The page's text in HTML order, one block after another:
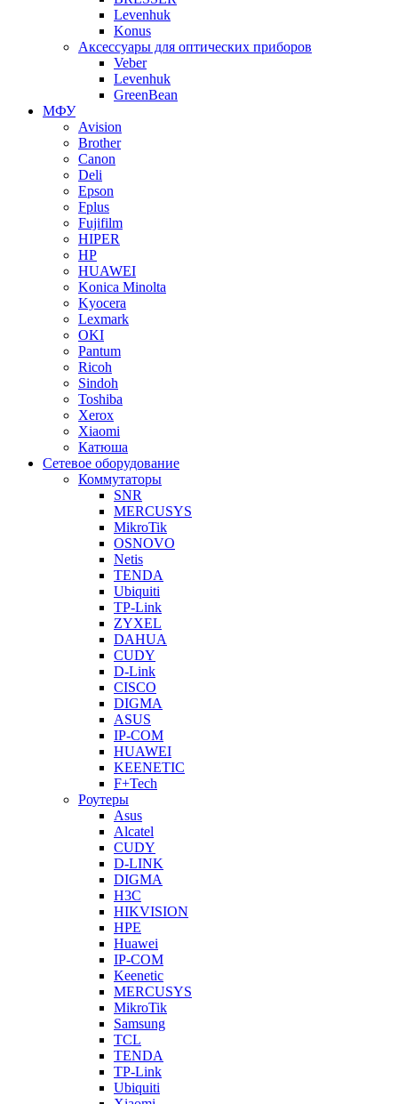
Levenhuk
Konus
Аксессуары для оптических приборов
Veber
Levenhuk
GreenBean
МФУ
Avision
Brother
Canon
Deli
Epson
Fplus
Fujifilm
HIPER
HP
HUAWEI
Konica Minolta
Kyocera
Lexmark
OKI
Pantum
Ricoh
Sindoh
Toshiba
Xerox
Xiaomi
Катюша
Сетевое оборудование
Коммутаторы
SNR
MERCUSYS
MikroTik
OSNOVO
Netis
TENDA
Ubiquiti
TP-Link
ZYXEL
DAHUA
CUDY
D-Link
CISCO
DIGMA
ASUS
IP-COM
HUAWEI
KEENETIC
F+Tech
Роутеры
Asus
Alcatel
CUDY
D-LINK
DIGMA
H3C
HIKVISION
HPE
Huawei
IP-COM
Keenetic
MERCUSYS
MikroTik
Samsung
TCL
TENDA
TP-Link
Ubiquiti